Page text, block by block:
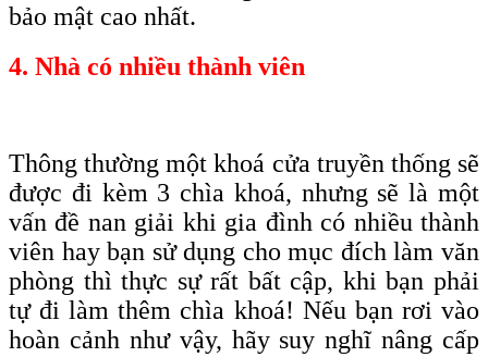
bảo mật cao nhất.
4. Nhà có nhiều thành viên
Thông thường một khoá cửa truyền thống sẽ
được đi kèm 3 chìa khoá, nhưng sẽ là một
vấn đề nan giải khi gia đình có nhiều thành
viên hay bạn sử dụng cho mục đích làm văn
phòng thì thực sự rất bất cập, khi bạn phải
tự đi làm thêm chìa khoá! Nếu bạn rơi vào
hoàn cảnh như vậy, hãy suy nghĩ nâng cấp